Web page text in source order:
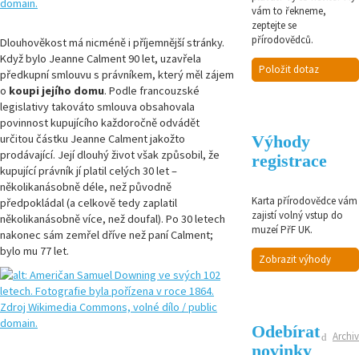
Dlouhověkost má nicméně i příjemnější stránky.
Když bylo Jeanne Calment 90 let, uzavřela
předkupní smlouvu s právníkem, který měl zájem
o koupi jejího domu. Podle francouzské
legislativy takováto smlouva obsahovala
povinnost kupujícího každoročně odvádět
určitou částku Jeanne Calment jakožto
prodávající. Její dlouhý život však způsobil, že
kupující právník jí platil celých 30 let –
několikanásobně déle, než původně
předpokládal (a celkově tedy zaplatil
několikanásobně více, než doufal). Po 30 letech
nakonec sám zemřel dříve než paní Calment;
bylo mu 77 let.
vám to řekneme,
zeptejte se
přírodovědců.
Položit dotaz
Výhody
registrace
Karta přírodovědce vám
zajistí volný vstup do
muzeí PřF UK.
Zobrazit výhody
Archiv
Odebírat
novinky